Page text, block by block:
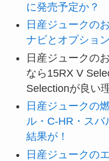
に発売予定か？
日産ジュークの
ナビとオプショ
日産ジュークの
なら15RX V
Selectionが良い理
日産ジュークの
ル・C-HR・スバ
結果が！
日産ジュークの